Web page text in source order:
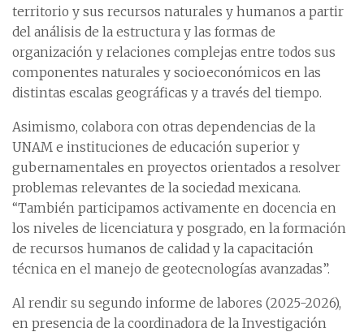
territorio y sus recursos naturales y humanos a partir
del análisis de la estructura y las formas de
organización y relaciones complejas entre todos sus
componentes naturales y socioeconómicos en las
distintas escalas geográficas y a través del tiempo.
Asimismo, colabora con otras dependencias de la
UNAM e instituciones de educación superior y
gubernamentales en proyectos orientados a resolver
problemas relevantes de la sociedad mexicana.
“También participamos activamente en docencia en
los niveles de licenciatura y posgrado, en la formación
de recursos humanos de calidad y la capacitación
técnica en el manejo de geotecnologías avanzadas”.
Al rendir su segundo informe de labores (2025-2026),
en presencia de la coordinadora de la Investigación